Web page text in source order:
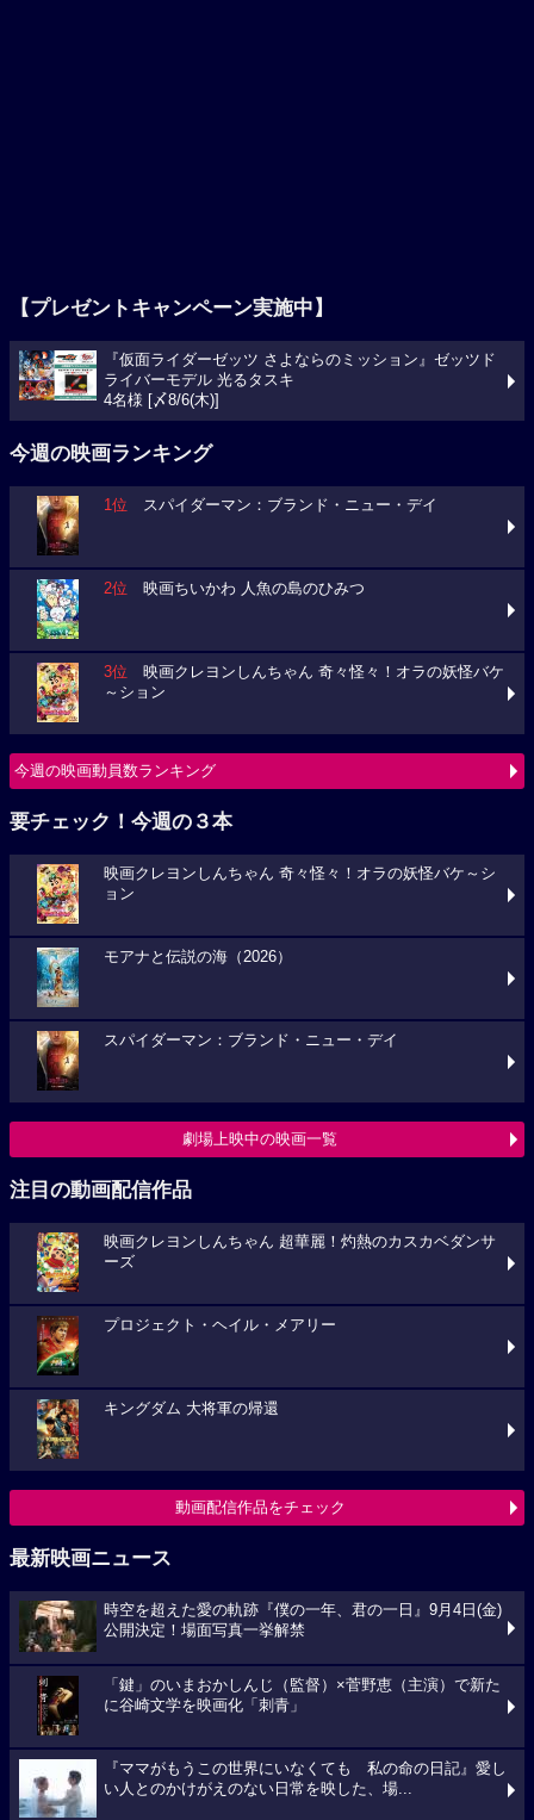
【プレゼントキャンペーン実施中】
『仮面ライダーゼッツ さよならのミッション』ゼッツド
ライバーモデル 光るタスキ
4名様 [〆8/6(木)]
今週の映画ランキング
1位 スパイダーマン：ブランド・ニュー・デイ
2位 映画ちいかわ 人魚の島のひみつ
3位 映画クレヨンしんちゃん 奇々怪々！オラの妖怪バケ
～ション
今週の映画動員数ランキング
要チェック！今週の３本
映画クレヨンしんちゃん 奇々怪々！オラの妖怪バケ～シ
ョン
モアナと伝説の海（2026）
スパイダーマン：ブランド・ニュー・デイ
劇場上映中の映画一覧
注目の動画配信作品
映画クレヨンしんちゃん 超華麗！灼熱のカスカベダンサ
ーズ
プロジェクト・ヘイル・メアリー
キングダム 大将軍の帰還
動画配信作品をチェック
最新映画ニュース
時空を超えた愛の軌跡『僕の一年、君の一日』9月4日(金)
公開決定！場面写真一挙解禁
「鍵」のいまおかしんじ（監督）×菅野恵（主演）で新た
に谷崎文学を映画化「刺青」
『ママがもうこの世界にいなくても 私の命の日記』愛し
い人とのかけがえのない日常を映した、場...